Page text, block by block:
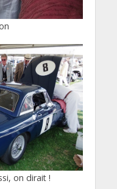
on dirait !